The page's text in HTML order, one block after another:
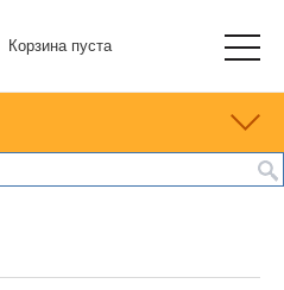
Корзина пуста